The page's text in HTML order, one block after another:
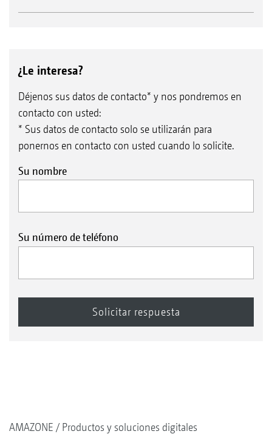
¿Le interesa?
Déjenos sus datos de contacto* y nos pondremos en
contacto con usted:
* Sus datos de contacto solo se utilizarán para
ponernos en contacto con usted cuando lo solicite.
Su nombre
Su número de teléfono
AMAZONE
Productos y soluciones digitales